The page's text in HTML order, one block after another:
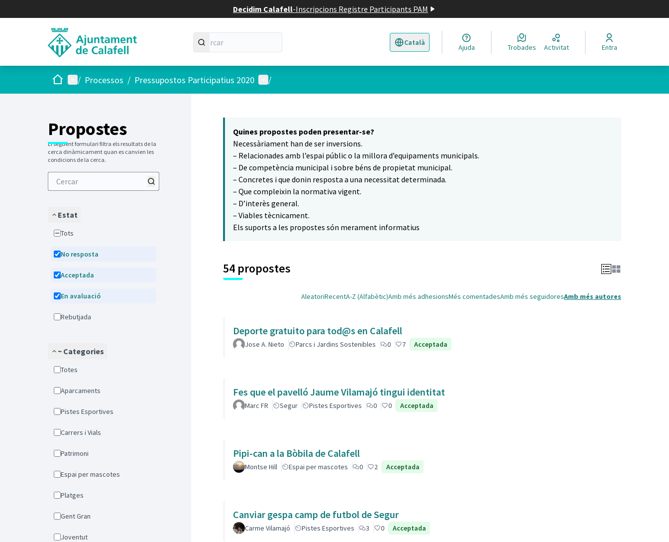
Decidim Calafell-Inscripcions Registre Participants PAM
Català
Triar la llengua Elegir el idioma
Ajuda Trobades Activitat Entra
Inici Menú principal
/ Processos / Pressupostos Participatius 2020 Menú d'usuari
/
Propostes
El següent formulari filtra els resultats de la
cerca dinàmicament quan es canvien les
condicions de la cerca.
Estat
Tots
No resposta
Acceptada
En avaluació
Rebutjada
~ Categories
Totes
Aparcaments
Pistes Esportives
Carrers i Vials
Patrimoni
Espai per mascotes
Platges
Gent Gran
Joventut
Quines propostes poden presentar-se?
Necessàriament han de ser inversions.
– Relacionades amb l’espai públic o la millora d’equipaments municipals.
– De competència municipal i sobre béns de propietat municipal.
– Concretes i que donin resposta a una necessitat determinada.
– Que compleixin la normativa vigent.
– D’interès general.
– Viables tècnicament.
Els suports a les propostes són merament informatius
54 propostes
AleatoriRecentA-Z (Alfabètic)Amb més adhesionsMés comentadesAmb més seguidoresAmb més autores
Deporte gratuito para tod@s en Calafell
Jose A. Nieto Parcs i Jardins Sostenibles 0 7 Acceptada
Fes que el pavelló Jaume Vilamajó tingui identitat
Marc FR Segur Pistes Esportives 0 0 Acceptada
Pipi-can a la Bòbila de Calafell
Montse Hill Espai per mascotes 0 2 Acceptada
Canviar gespa camp de futbol de Segur
Carme Vilamajó Pistes Esportives 3 0 Acceptada